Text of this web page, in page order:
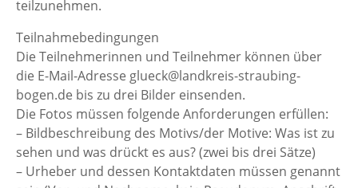
teilzunehmen.
Teilnahmebedingungen
Die Teilnehmerinnen und Teilnehmer können über
die E-Mail-Adresse glueck@landkreis-straubing-
bogen.de bis zu drei Bilder einsenden.
Die Fotos müssen folgende Anforderungen erfüllen:
– Bildbeschreibung des Motivs/der Motive: Was ist zu
sehen und was drückt es aus? (zwei bis drei Sätze)
– Urheber und dessen Kontaktdaten müssen genannt